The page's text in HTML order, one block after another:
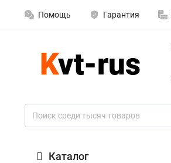
Помощь Гарантия
Каталог